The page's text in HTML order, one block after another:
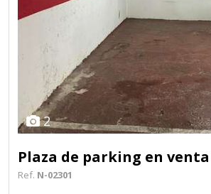
2
Plaza de parking en
Ref. N-02301